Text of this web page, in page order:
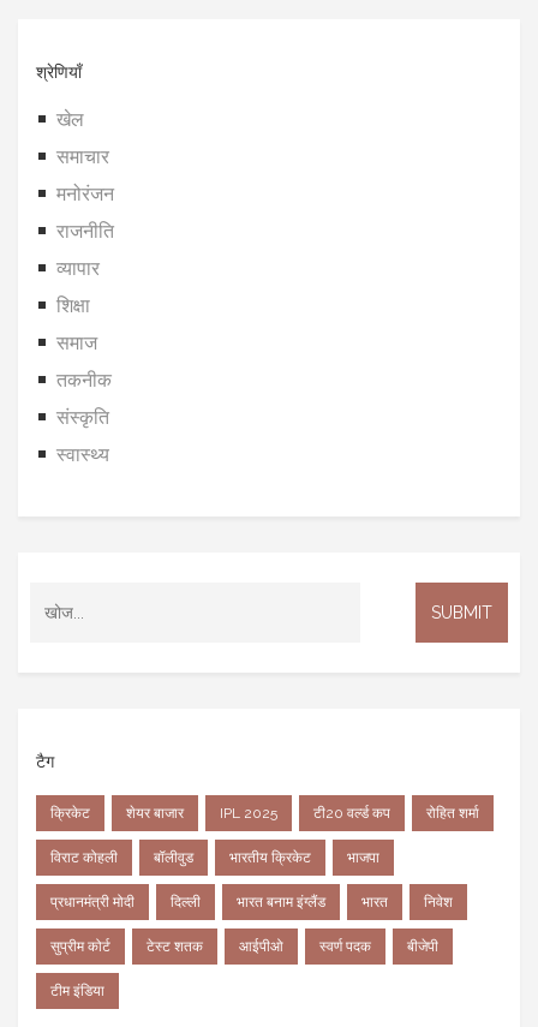
श्रेणियाँ
खेल
समाचार
मनोरंजन
राजनीति
व्यापार
शिक्षा
समाज
तकनीक
संस्कृति
स्वास्थ्य
टैग
क्रिकेट शेयर बाजार IPL 2025 टी20 वर्ल्ड कप रोहित शर्मा
विराट कोहली बॉलीवुड भारतीय क्रिकेट भाजपा
प्रधानमंत्री मोदी दिल्ली भारत बनाम इंग्लैंड भारत निवेश
सुप्रीम कोर्ट टेस्ट शतक आईपीओ स्वर्ण पदक बीजेपी
टीम इंडिया